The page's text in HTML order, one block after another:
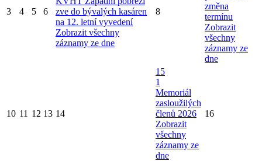
3 4 5 6
zve do bývalých kasáren
na 12. letní vyvedení
Zobrazit všechny
záznamy ze dne
8
změna
termínu
Zobrazit
všechny
záznamy ze
dne
10 11 12 13 14
15
1
Memoriál
zasloužilých
členů 2026
Zobrazit
všechny
záznamy ze
dne
16